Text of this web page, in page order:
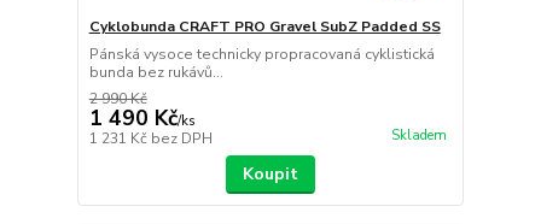
Cyklobunda CRAFT PRO Gravel SubZ Padded SS
Pánská vysoce technicky propracovaná cyklistická
bunda bez rukávů...
2 990 Kč
1 490 Kč/ks
1 231 Kč bez DPH Skladem
Koupit